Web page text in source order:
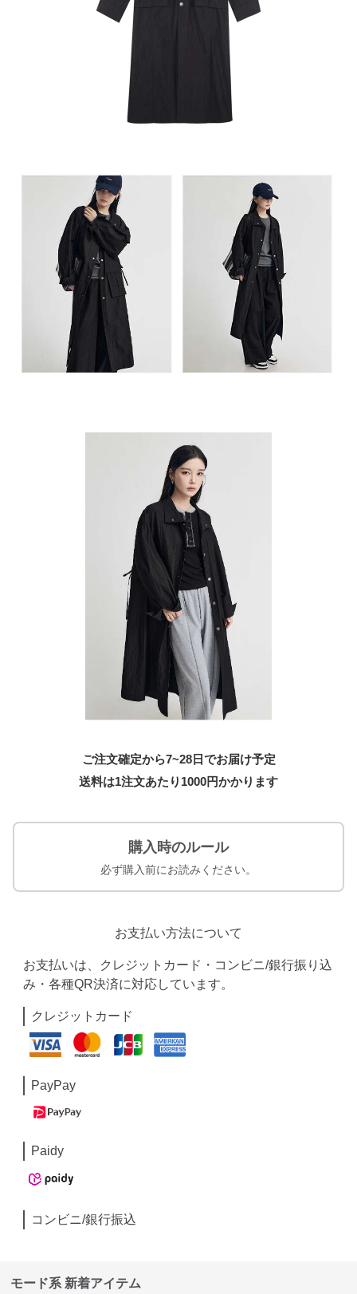
ご注文確定から7~28日でお届け予定
送料は1注文あたり 1000円かかります
購入時のルール
必ず購入前にお読みください。
お支払い方法について
お支払いは、クレジットカード・コンビニ/銀行振り込
み・各種QR決済に対応しています。
クレジットカード
PayPay
Paidy
コンビニ/銀行振込
モード系 新着アイテム